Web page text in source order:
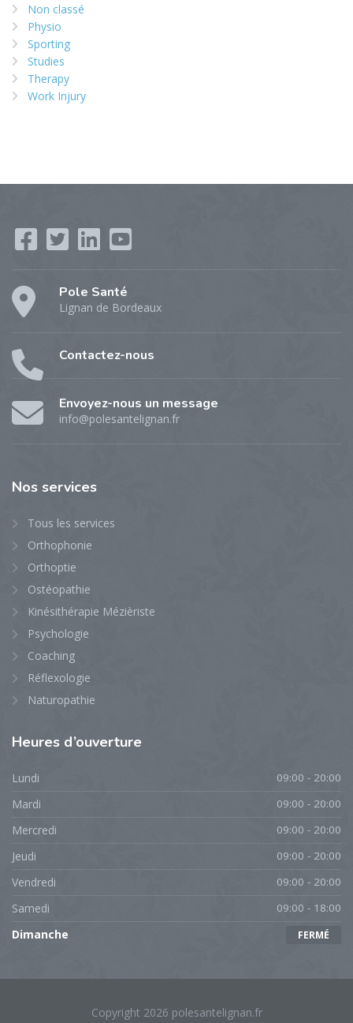
Non classé
Physio
Sporting
Studies
Therapy
Work Injury
Pole Santé
Lignan de Bordeaux
Contactez-nous
Envoyez-nous un message
info@polesantelignan.fr
Nos services
Tous les services
Orthophonie
Orthoptie
Ostéopathie
Kinésithérapie Mézièriste
Psychologie
Coaching
Réflexologie
Naturopathie
Heures d’ouverture
Lundi 09:00 - 20:00
Mardi 09:00 - 20:00
Mercredi 09:00 - 20:00
Jeudi 09:00 - 20:00
Vendredi 09:00 - 20:00
Samedi 09:00 - 18:00
Dimanche FERMÉ
Copyright 2026 polesantelignan.fr